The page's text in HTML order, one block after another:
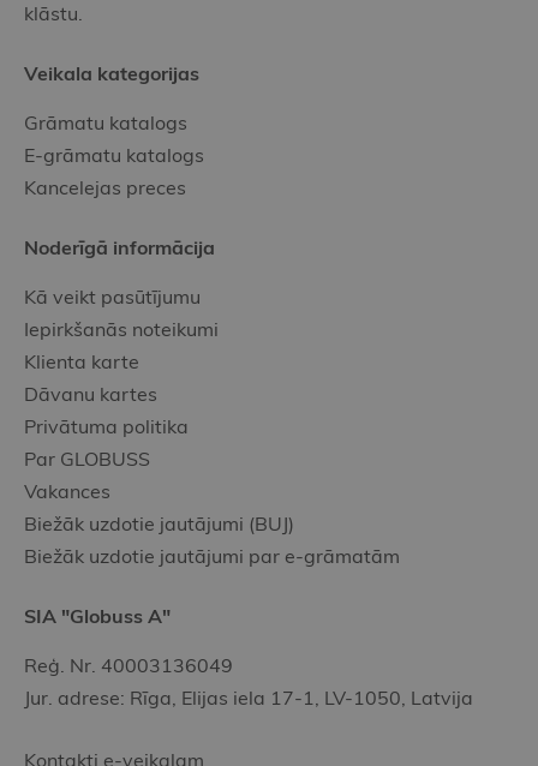
klāstu.
Veikala kategorijas
Grāmatu katalogs
E-grāmatu katalogs
Kancelejas preces
Noderīgā informācija
Kā veikt pasūtījumu
Iepirkšanās noteikumi
Klienta karte
Dāvanu kartes
Privātuma politika
Par GLOBUSS
Vakances
Biežāk uzdotie jautājumi (BUJ)
Biežāk uzdotie jautājumi par e-grāmatām
SIA "Globuss A"
Reģ. Nr. 40003136049
Jur. adrese: Rīga, Elijas iela 17-1, LV-1050, Latvija
Kontakti e-veikalam